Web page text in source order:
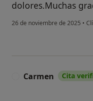
dolores.Muchas
26 de noviembre de 2025 •
Carmen Cita